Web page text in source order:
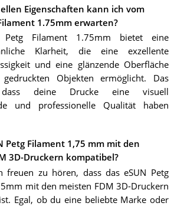
Eigenschaften kann ich vom
1.75mm erwarten?
Petg Filament 1.75mm bietet eine
Klarheit, die eine exzellente
und eine glänzende Oberfläche
Objekten ermöglicht. Das
dass deine Drucke eine visuell
und professionelle Qualität haben
Petg Filament 1,75 mm mit den
3D-Druckern kompatibel?
freuen zu hören, dass das eSUN Petg
mit den meisten FDM 3D-Druckern
Egal, ob du eine beliebte Marke oder